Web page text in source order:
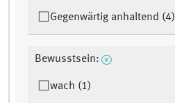
Gegenwärtig anhaltend (4)
Bewusstsein:
wach (1)